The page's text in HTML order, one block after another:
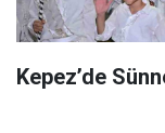
Kepez’de